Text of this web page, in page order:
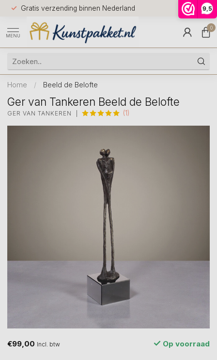
9,5
Gratis verzending binnen Nederland
Voor
huis
9.5
MENU
0
Home / Beeld de Belofte
Ger van Tankeren Beeld de Belofte
GER VAN TANKEREN (1)
€99,00 Incl. btw Op voorraad